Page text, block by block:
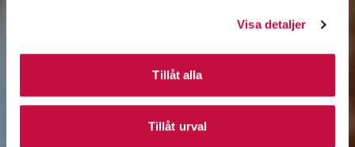
Visa detaljer
Tillåt alla
Tillåt urval